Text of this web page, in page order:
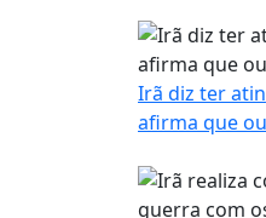
Irã diz ter
afirma que